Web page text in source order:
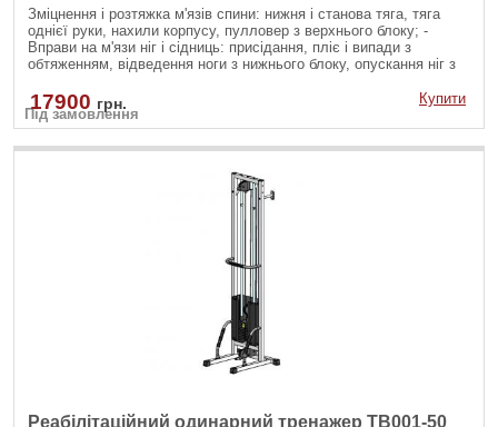
Зміцнення і розтяжка м'язів спини: нижня і станова тяга, тяга
однієї руки, нахили корпусу, пулловер з верхнього блоку; -
Вправи на м'язи ніг і сідниць: присідання, пліє і випади з
обтяженням, відведення ноги з нижнього блоку, опускання ніг з
різними хватами, розгинання рук на трицепс з різноманітними
рукоятями; - Зміцнення м'язів черевного преса: скручування на
прес, бічні нахили убік на косі м'язи як з верхнього так і з
нижнього блоку.
Під замовлення
17900 грн. Купити
Реабілітаційний одинарний тренажер TB001-50